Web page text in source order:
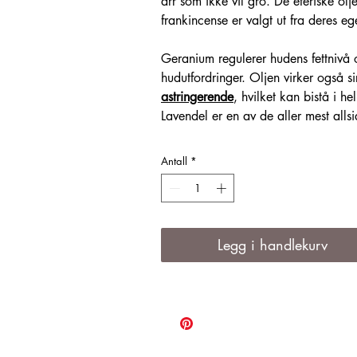
frankincense er valgt ut fra deres
Geranium regulerer hudens
hudutfordringer. Oljen virker også
astringerende, hvilket kan bistå i
Lavendel er en av de aller mest
lindre acne og psoriasis.
betennelsesdempende og kan være
sår av ulik art og forebygging av arr.
Salven er laget med økologisk
gard og urteri i Lom: både som
er krampestillende, er fin ved støt
Antall *
Legg i handlekurv